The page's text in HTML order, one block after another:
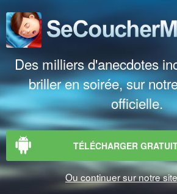
Des milliers d'anecdotes
briller en soirée, sur
officielle.
TÉLÉCHARGER
Ou continuer sur notre